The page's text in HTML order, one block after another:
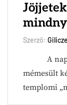
Szerző:
A
mémesült
templomi